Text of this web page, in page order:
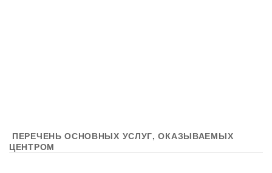
ПЕРЕЧЕНЬ ОСНОВНЫХ УСЛУГ, ОКАЗЫВАЕМЫХ
ЦЕНТРОМ